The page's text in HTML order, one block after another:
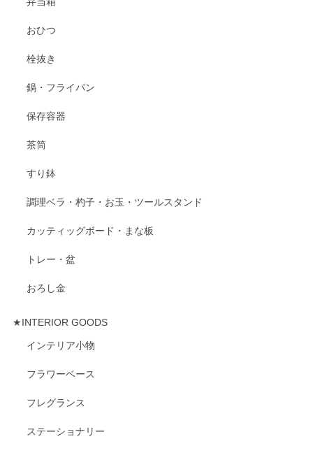
おひつ
栓抜き
鍋・フライパン
保存容器
茶筒
すり鉢
調理ベラ・杓子・お玉・ツールスタンド
カッティッグボード・まな板
トレー・盆
おろし金
★INTERIOR GOODS
インテリア小物
フラワーベース
フレグランス
ステーショナリー